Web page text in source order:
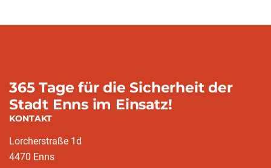
365 Tage für die Sicherheit der
Stadt Enns im Einsatz!
KONTAKT
Lorcherstraße 1d
4470 Enns